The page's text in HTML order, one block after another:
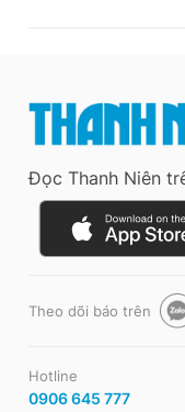
Đọc Thanh Niên
Theo dõi báo trên
Hotline
0906 645 777